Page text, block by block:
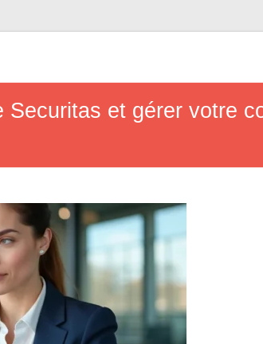
Securitas et gérer votre